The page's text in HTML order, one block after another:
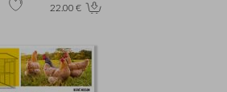
22.00 €